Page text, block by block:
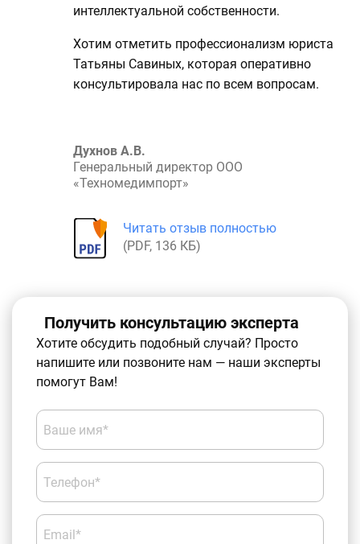
Духнов А.В.
Генеральный директор ООО
«Техномедимпорт»
Читать отзыв полностью
(PDF, 136 КБ)
интеллектуальной собственности.
Хотим отметить профессионализм юриста
Татьяны Савиных, которая оперативно
консультировала нас по всем вопросам.
Получить консультацию эксперта
Хотите обсудить подобный случай? Просто
напишите или позвоните нам — наши эксперты
помогут Вам!
Ваше имя*
Телефон*
Email*